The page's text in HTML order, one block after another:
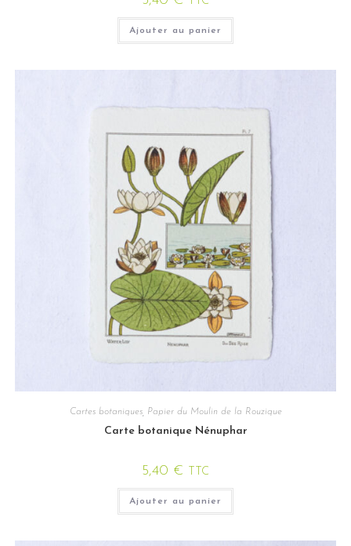
Ajouter au panier
Cartes botaniques, Papier du Moulin de la Rouzique
Carte botanique Nénuphar
5,40 € TTC
Ajouter au panier